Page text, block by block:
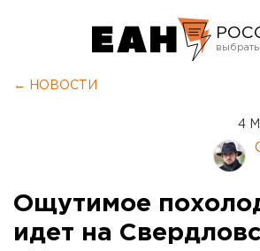
← НОВОСТИ
4
Ощутимое
идет на